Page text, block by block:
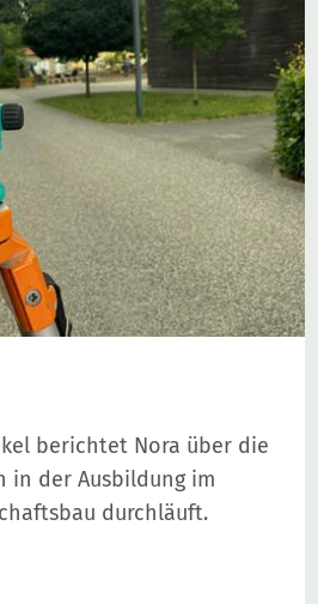
berichtet Nora über die
in der Ausbildung im
durchläuft.